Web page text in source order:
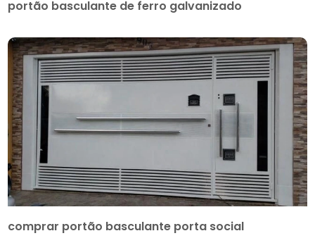
portão basculante de ferro galvanizado
comprar portão basculante porta social